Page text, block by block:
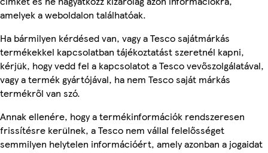
amelyek a weboldalon találhatóak.
Ha bármilyen kérdésed van, vagy a Tesco sajátmárkás
termékekkel kapcsolatban tájékoztatást szeretnél kapni,
kérjük, hogy vedd fel a kapcsolatot a Tesco vevőszolgálatával,
vagy a termék gyártójával, ha nem Tesco saját márkás
termékről van szó.
Annak ellenére, hogy a termékinformációk rendszeresen
frissítésre kerülnek, a Tesco nem vállal felelősséget
semmilyen helytelen információért, amely azonban a jogaidat